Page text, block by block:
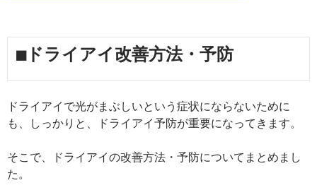
■ドライアイ改善方法・予防
ドライアイで光がまぶしいという症状にならないために
も、しっかりと、ドライアイ予防が重要になってきます。
そこで、ドライアイの改善方法・予防についてまとめまし
た。